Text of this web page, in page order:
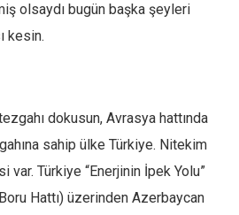
olsaydı bugün başka şeyleri
kesin.
dokusun, Avrasya hattında
sahip ülke Türkiye. Nitekim
var. Türkiye “Enerjinin İpek Yolu”
Hattı) üzerinden Azerbaycan